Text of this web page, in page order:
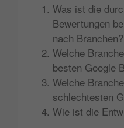
Was ist die
Bewertungen
nach Branchen?
Welche
besten Google
Welche
schlechtesten
Wie ist die